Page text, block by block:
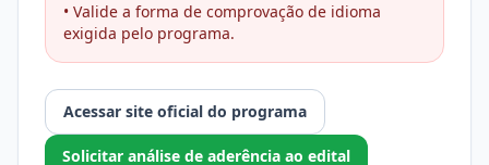
• Valide a forma de comprovação de idioma
exigida pelo programa.
Acessar site oficial do programa
Solicitar análise de aderência ao edital